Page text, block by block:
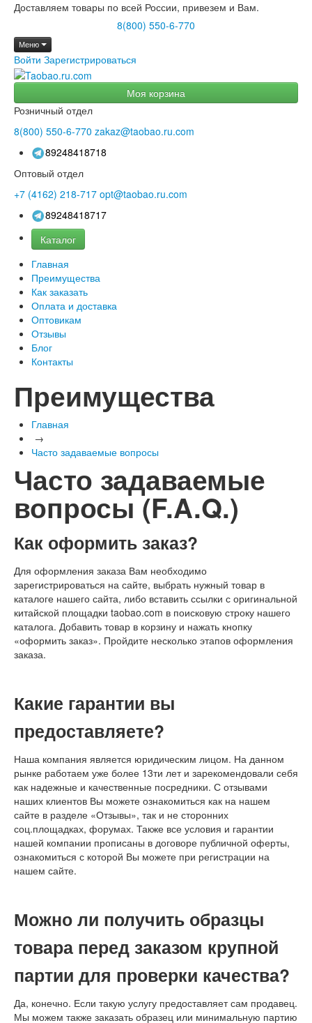
Доставляем товары по всей России, привезем и Вам.
8(800) 550-6-770
Меню
Войти Зарегистрироваться
Моя корзина
Розничный отдел
8(800) 550-6-770 zakaz@taobao.ru.com
89248418718
Оптовый отдел
+7 (4162) 218-717 opt@taobao.ru.com
89248418717
Каталог
Главная
Преимущества
Как заказать
Оплата и доставка
Оптовикам
Отзывы
Блог
Контакты
Преимущества
Главная
→
Часто задаваемые вопросы
Часто задаваемые
вопросы (F.A.Q.)
Как оформить заказ?
Для оформления заказа Вам необходимо
зарегистрироваться на сайте, выбрать нужный товар в
каталоге нашего сайта, либо вставить ссылки с оригинальной
китайской площадки taobao.com в поисковую строку нашего
каталога. Добавить товар в корзину и нажать кнопку
«оформить заказ». Пройдите несколько этапов оформления
заказа.
Какие гарантии вы
предоставляете?
Наша компания является юридическим лицом. На данном
рынке работаем уже более 13ти лет и зарекомендовали себя
как надежные и качественные посредники. С отзывами
наших клиентов Вы можете ознакомиться как на нашем
сайте в разделе «Отзывы», так и не сторонних
соц.площадках, форумах. Также все условия и гарантии
нашей компании прописаны в договоре публичной оферты,
ознакомиться с которой Вы можете при регистрации на
нашем сайте.
Можно ли получить образцы
товара перед заказом крупной
партии для проверки качества?
Да, конечно. Если такую услугу предоставляет сам продавец.
Мы можем также заказать образец или минимальную партию